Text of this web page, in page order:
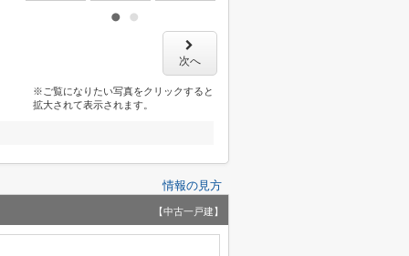
次へ
※ご覧になりたい写真をクリックすると
拡大されて表示されます。
情報の見方
【中古一戸建】